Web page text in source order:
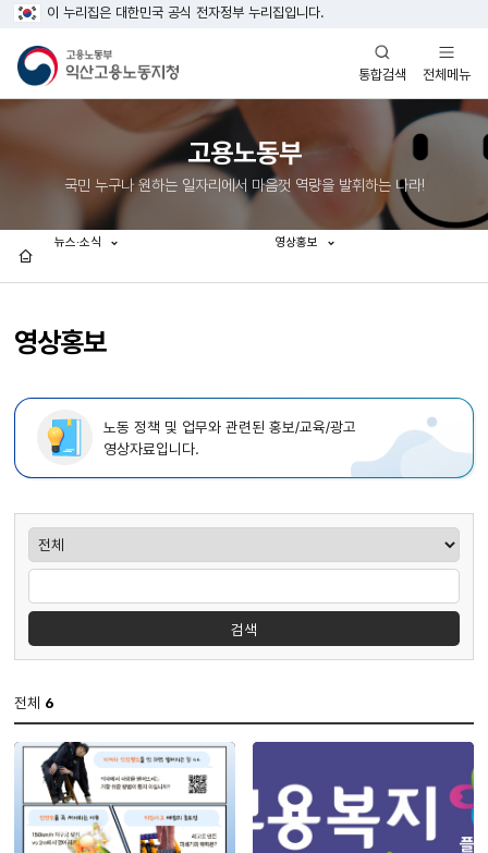
이 누리집은 대한민국 공식 전자정부 누리집입니다.
통합검색
열기
전체메뉴
열기
고용노동부
국민 누구나 원하는 일자리에서 마음껏 역량을 발휘하는 나라!
영상홍보
뉴스·소식 영상홍보
노동 정책 및 업무와 관련된 홍보/교육/광고
영상자료입니다.
게시판검색
검색
전체 6